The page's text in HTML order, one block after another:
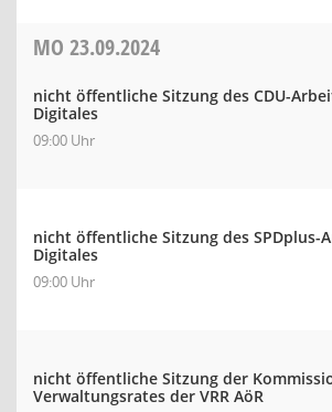
MO 23.09.2024
nicht öffentliche Sitzung des CDU-
Digitales
09:00 Uhr
nicht öffentliche Sitzung des SPDplus-
Digitales
09:00 Uhr
nicht öffentliche Sitzung der
Verwaltungsrates der VRR AöR